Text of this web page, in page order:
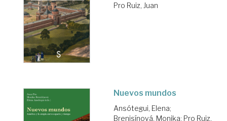
Pro Ruiz, Juan
Nuevos mundos
Ansótegui, Elena;
Brenisínová, Monika; Pro Ruiz,